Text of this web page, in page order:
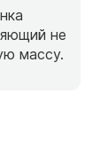
не
массу.